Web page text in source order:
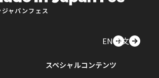
ャパンフェス
EN中文
スペシャルコンテンツ